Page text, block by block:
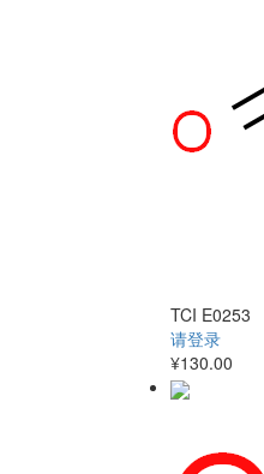
TCI E0253
请登录
¥130.00